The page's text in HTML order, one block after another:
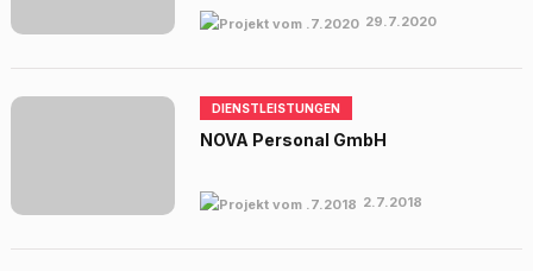
29.7.2020
DIENSTLEISTUNGEN
NOVA Personal GmbH
2.7.2018